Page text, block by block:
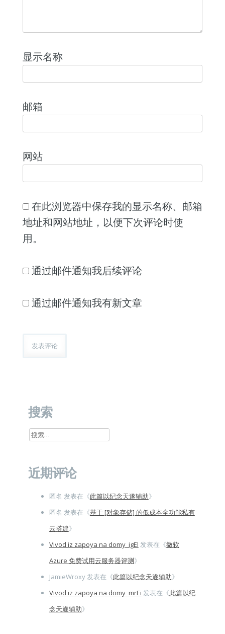
显示名称
邮箱
网站
在此浏览器中保存我的显示名称、邮箱
地址和网站地址，以便下次评论时使
用。
通过邮件通知我后续评论
通过邮件通知我有新文章
搜索
搜
近期评论
匿名 发表在《此篇以纪念天遂辅助》
匿名 发表在《基于 [对象存储] 的低成本全功能私有
云搭建》
Vivod iz zapoya na domy_igEl 发表在《微软
Azure 免费试用云服务器评测》
JamieWroxy发表在《此篇以纪念天遂辅助》
Vivod iz zapoya na domy_mrEi 发表在《此篇以纪
念天遂辅助》